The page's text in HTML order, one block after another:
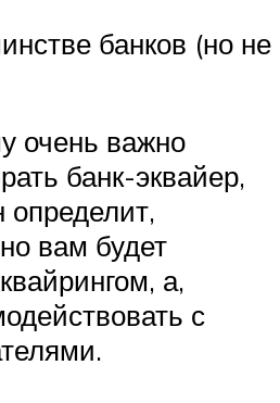
банков (но не
очень важно
банк-эквайер,
вам будет
а,
с